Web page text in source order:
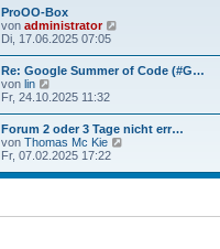
e
i
t
r
a
g
t
e
r
B
i
t
r
a
g
ProOO-Box
von administrator
s
r
B
e
t
r
Di, 17.06.2025 07:05
Re: Google Summer of Code (#G…
von lin
e
s
t
e
r
i
Fr, 24.10.2025 11:32
Forum 2 oder 3 Tage nicht err…
von Thomas Mc Kie
e
e
Fr, 07.02.2025 17:22